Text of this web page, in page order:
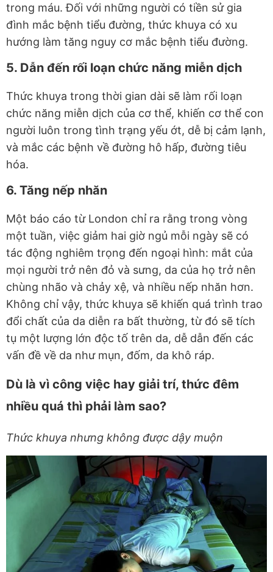
trong máu. Đối với những người có tiền sử gia
đình mắc bệnh tiểu đường, thức khuya có xu
hướng làm tăng nguy cơ mắc bệnh tiểu đường.
5. Dẫn đến rối loạn chức năng miễn dịch
Thức khuya trong thời gian dài sẽ làm rối loạn
chức năng miễn dịch của cơ thể, khiến cơ thể con
người luôn trong tình trạng yếu ớt, dễ bị cảm lạnh,
và mắc các bệnh về đường hô hấp, đường tiêu
hóa.
6. Tăng nếp nhăn
Một báo cáo từ London chỉ ra rằng trong vòng
một tuần, việc giảm hai giờ ngủ mỗi ngày sẽ có
tác động nghiêm trọng đến ngoại hình: mắt của
mọi người trở nên đỏ và sưng, da của họ trở nên
chùng nhão và chảy xệ, và nhiều nếp nhăn hơn.
Không chỉ vậy, thức khuya sẽ khiến quá trình trao
đổi chất của da diễn ra bất thường, từ đó sẽ tích
tụ một lượng lớn độc tố trên da, dễ dẫn đến các
vấn đề về da như mụn, đốm, da khô ráp.
Dù là vì công việc hay giải trí, thức đêm
nhiều quá thì phải làm sao?
Thức khuya nhưng không được dậy muộn